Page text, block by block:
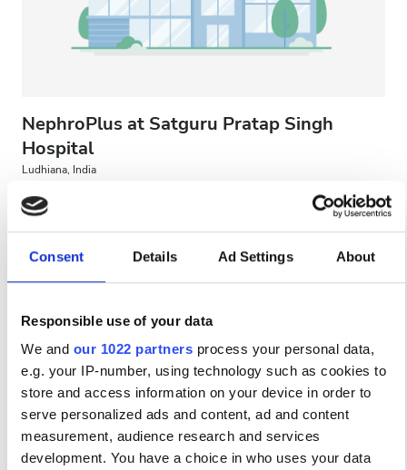
Consent Details Ad Settings About
Responsible use of your data
We and our 1022 partners process your personal data,
e.g. your IP-number, using technology such as cookies to
store and access information on your device in order to
serve personalized ads and content, ad and content
measurement, audience research and services
development. You have a choice in who uses your data
NephroPlus at Satguru Pratap Singh
Hospital
Ludhiana, India
Ανά θεραπεία
Αιμοκάθαρση HDF €89